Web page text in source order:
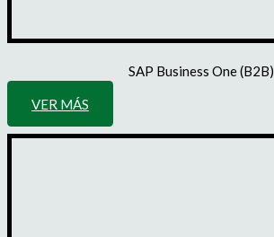
SAP Business One (B2B)
VER MÁS